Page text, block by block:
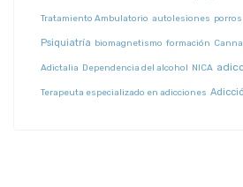
Tratamiento Ambulatorio autolesiones porros
Psiquiatría biomagnetismo formación
Adictalia Dependencia del alcohol NICA
Terapeuta especializado en adicciones